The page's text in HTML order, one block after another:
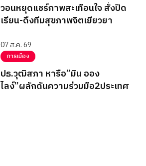
วอนหยุดแชร์ภาพสะเทือนใจ สั่งปิด
เรียน-ดึงทีมสุขภาพจิตเยียวยา
07 ส.ค. 69
การเมือง
ปธ.วุฒิสภา หารือ”มิน ออง
ไลง์”ผลักดันความร่วมมือ2ประเทศ